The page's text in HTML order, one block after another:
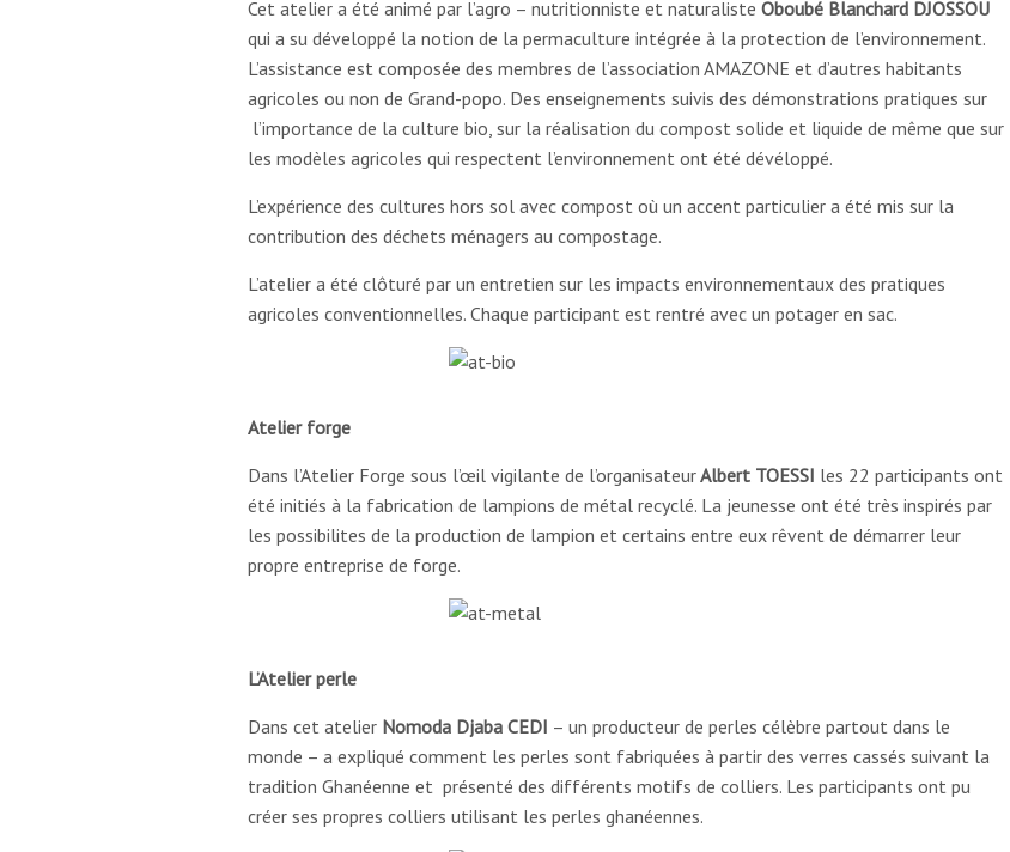
Cet atelier a été animé par l’agro – nutritionniste et naturaliste Oboubé Blanchard DJOSSOU
qui a su développé la notion de la permaculture intégrée à la protection de l’environnement.
L’assistance est composée des membres de l’association AMAZONE et d’autres habitants
agricoles ou non de Grand-popo. Des enseignements suivis des démonstrations pratiques sur
l’importance de la culture bio, sur la réalisation du compost solide et liquide de même que sur
les modèles agricoles qui respectent l’environnement ont été dévéloppé.
L’expérience des cultures hors sol avec compost où un accent particulier a été mis sur la
contribution des déchets ménagers au compostage.
L’atelier a été clôturé par un entretien sur les impacts environnementaux des pratiques
agricoles conventionnelles. Chaque participant est rentré avec un potager en sac.
Atelier forge
Dans l’Atelier Forge sous l’œil vigilante de l’organisateurAlbert TOESSI les 22 participants ont
été initiés à la fabrication de lampions de métal recyclé. La jeunesse ont été très inspirés par
les possibilites de la production de lampion et certains entre eux rêvent de démarrer leur
propre entreprise de forge.
L’Atelier perle
Dans cet atelier Nomoda Djaba CEDI – un producteur de perles célèbre partout dans le
monde – a expliqué comment les perles sont fabriquées à partir des verres cassés suivant la
tradition Ghanéenne et présenté des différents motifs de colliers. Les participants ont pu
créer ses propres colliers utilisant les perles ghanéennes.